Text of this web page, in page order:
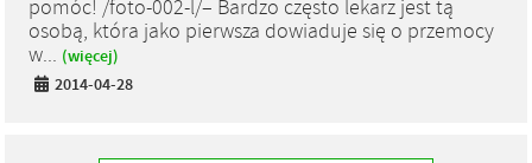
pomóc! /foto-002-l/– Bardzo często lekarz jest tą
osobą, która jako pierwsza dowiaduje się o przemocy
w... (więcej)
2014-04-28